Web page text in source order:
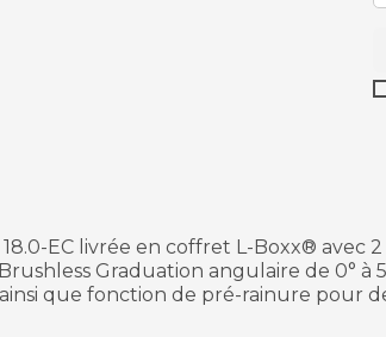
EC livrée en coffret L-Boxx® avec
Graduation angulaire de 0° à
que fonction de pré-rainure pour